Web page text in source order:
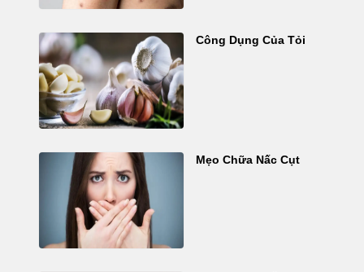
Công Dụng Của Tỏi
Mẹo Chữa Nấc Cụt